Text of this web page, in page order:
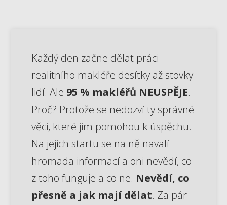
Každý den začne dělat práci
realitního makléře desítky až stovky
lidí. Ale 95 % makléřů NEUSPĚJE.
Proč? Protože se nedozví ty správné
věci, které jim pomohou k úspěchu.
Na jejich startu se na ně navalí
hromada informací a oni nevědí, co
z toho funguje a co ne. Nevědí, co
přesně a jak mají dělat. Za pár